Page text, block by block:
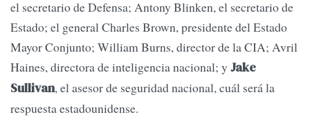
el secretario de Defensa; Antony Blinken, el secretario de
Estado; el general Charles Brown, presidente del Estado
Mayor Conjunto; William Burns, director de la CIA; Avril
Haines, directora de inteligencia nacional; y Jake
Sullivan, el asesor de seguridad nacional, cuál será la
respuesta estadounidense.